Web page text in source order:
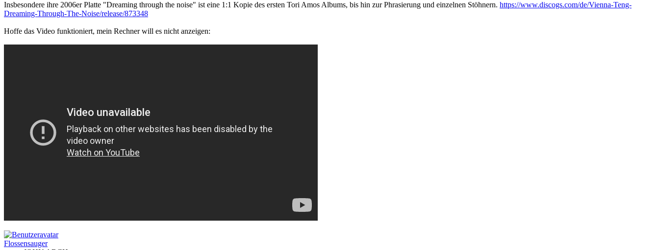
Insbesondere ihre 2006er Platte "Dreaming through the noise" ist eine 1:1 Kopie des ersten Tori Amos Albums, bis hin zur Phrasierung und einzelnen Stöhnern. https://www.discogs.com/de/Vienna-Teng-
Dreaming-Through-The-Noise/release/873348
Hoffe das Video funktioniert, mein Rechner will es nicht anzeigen:
Flossensauger